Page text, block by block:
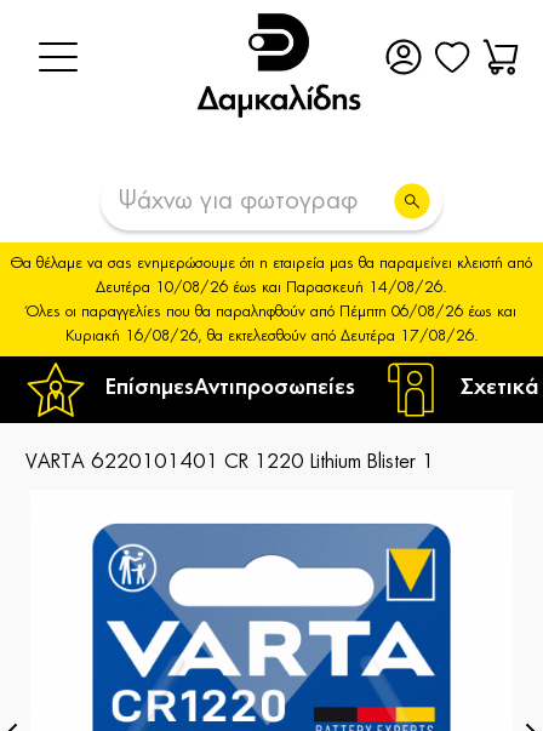
ΕπίσημεςΑντιπροσωπείες
Θα θέλαμε να σας ενημερώσουμε ότι η εταιρεία μας θα παραμείνει κλειστή από
Δευτέρα 10/08/26 έως και Παρασκευή 14/08/26.
Όλες οι παραγγελίες που θα παραληφθούν από Πέμπτη 06/08/26 έως και
Κυριακή 16/08/26, θα εκτελεσθούν από Δευτέρα 17/08/26.
VARTA 6220101401 CR 1220 Lithium Blister 1